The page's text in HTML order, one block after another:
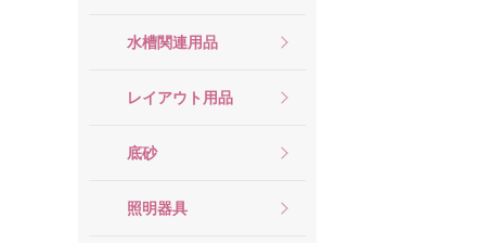
水槽関連用品
レイアウト用品
底砂
照明器具